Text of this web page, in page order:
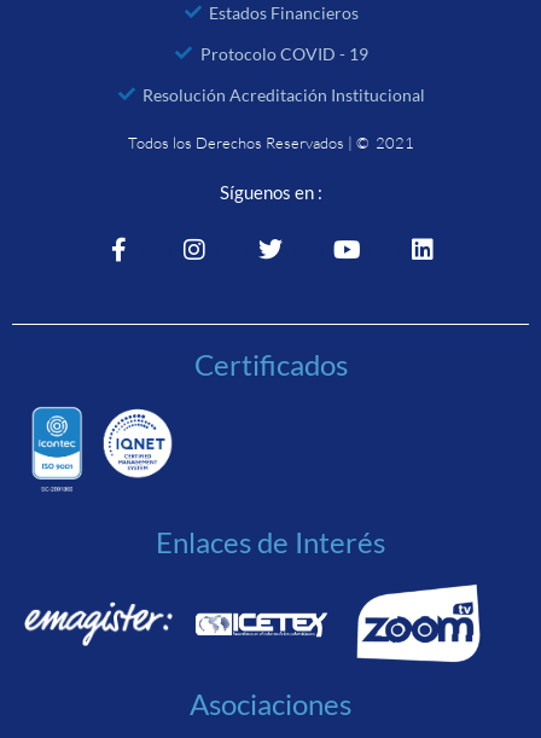
Estados Financieros
Protocolo COVID - 19
Resolución Acreditación Institucional
Todos los Derechos Reservados | © 2021
Síguenos en :
Certificados
Enlaces de Interés
Asociaciones